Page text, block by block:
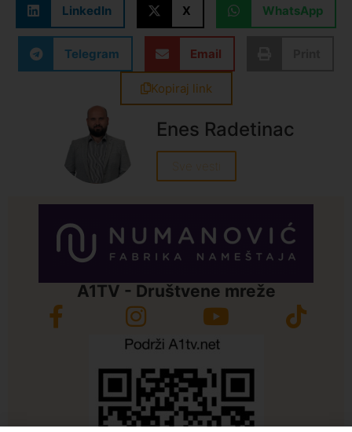
LinkedIn X WhatsApp
Telegram Email
Kopiraj link
Enes Radetinac
Sve vesti
A1TV - Društvene mreže